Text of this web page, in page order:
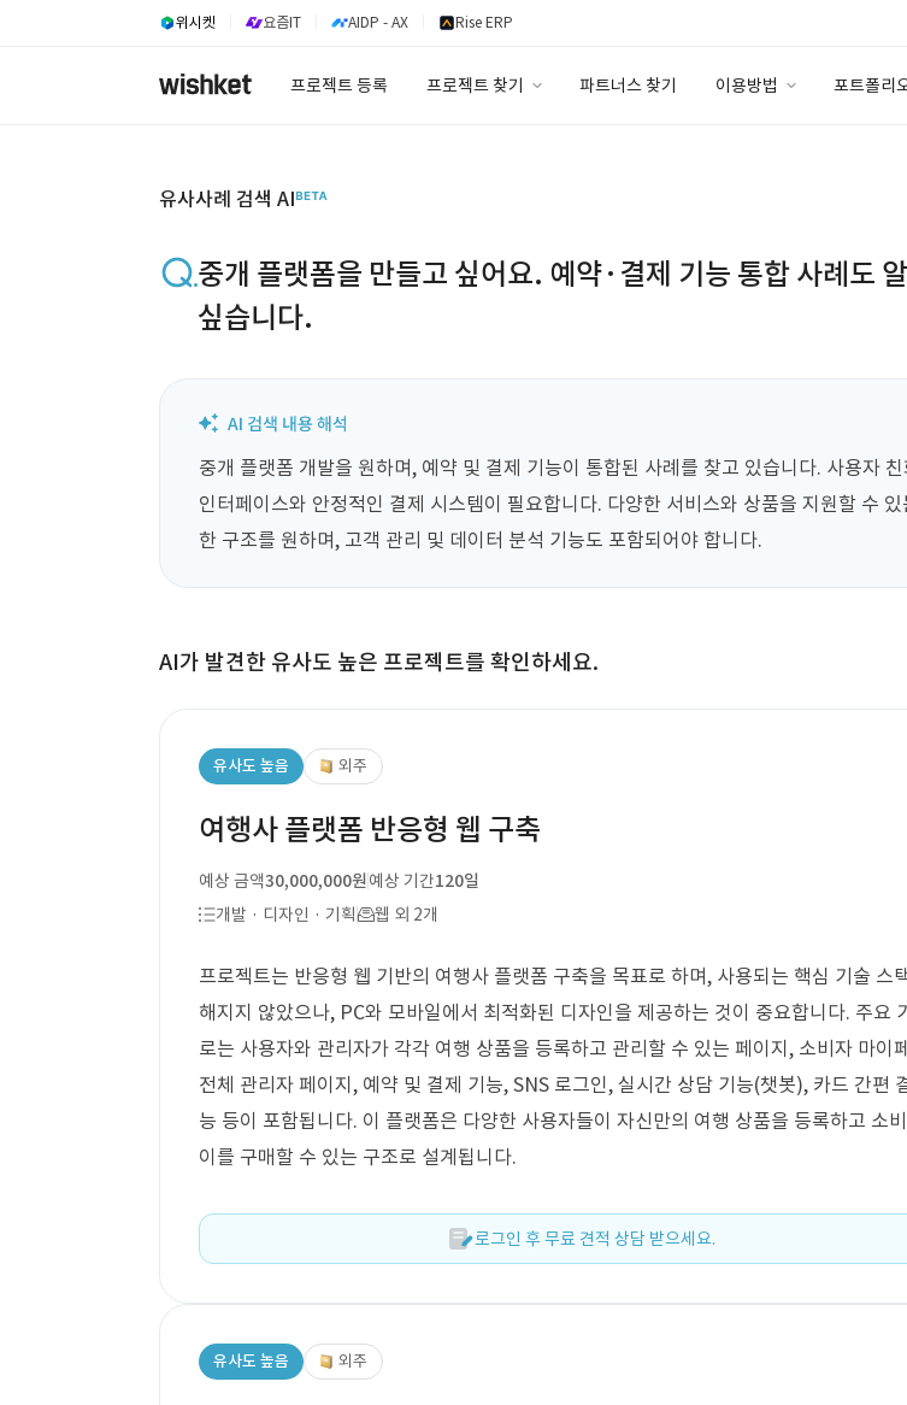
위시켓 요즘IT AIDP - AX Rise ERP
프로젝트 등록 프로젝트 찾기 파트너스 찾기 이용방법 포트폴리
유사사례 검색 AI
중개 플랫폼을 만들고 싶어요. 예약·결제 기능 통합 사례도
싶습니다.
중개 플랫폼 개발을 원하며, 예약 및 결제 기능이 통합된 사례를 찾고 있습니다. 사용자 친
인터페이스와 안정적인 결제 시스템이 필요합니다. 다양한 서비스와 상품을 지원할 수 있
한 구조를 원하며, 고객 관리 및 데이터 분석 기능도 포함되어야 합니다.
AI가 발견한 유사도 높은 프로젝트를 확인하세요.
유사도 높음 외주
여행사 플랫폼 반응형 웹 구축
예상 금액30,000,000원예상 기간120일
개발 · 디자인 · 기획
웹 외 2개
프로젝트는 반응형 웹 기반의 여행사 플랫폼 구축을 목표로 하며, 사용되는 핵심 기술 스
해지지 않았으나, PC와 모바일에서 최적화된 디자인을 제공하는 것이 중요합니다. 주요
로는 사용자와 관리자가 각각 여행 상품을 등록하고 관리할 수 있는 페이지, 소비자 마이
전체 관리자 페이지, 예약 및 결제 기능, SNS 로그인, 실시간 상담 기능(챗봇), 카드 간편
능 등이 포함됩니다. 이 플랫폼은 다양한 사용자들이 자신만의 여행 상품을 등록하고 소비
이를 구매할 수 있는 구조로 설계됩니다.
로그인 후 무료 견적 상담 받으세요.
유사도 높음 외주